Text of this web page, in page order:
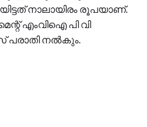
നാലായിരം രൂപയാണ്.
എംവിഐ പി വി
പരാതി നൽകും.